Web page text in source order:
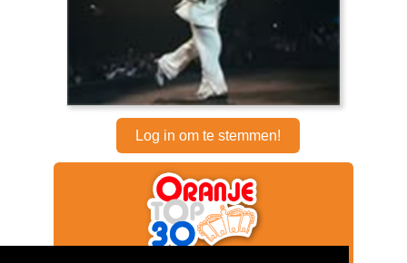
Log in om te stemmen!